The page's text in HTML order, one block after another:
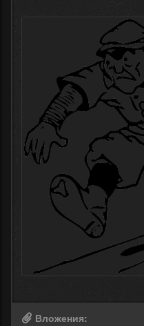
Вложения: